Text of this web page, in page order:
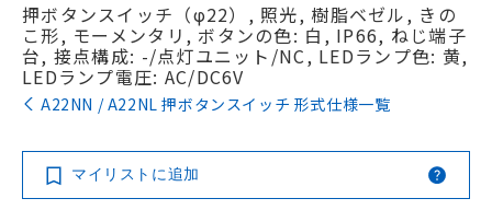
押ボタンスイッチ（φ22）, 照光, 樹脂ベゼル, きの
こ形, モーメンタリ, ボタンの色: 白, IP66, ねじ端子
台, 接点構成: -/点灯ユニット/NC, LEDランプ色: 黄,
LEDランプ電圧: AC/DC6V
A22NN / A22NL 押ボタンスイッチ 形式仕様一覧
マイリストに追加